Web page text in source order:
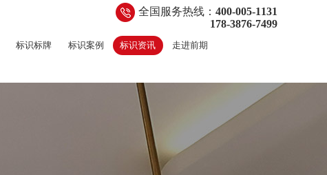
全国服务热线： 400-005-1131
178-3876-7499
标识标牌 标识案例 标识资讯 走进前期